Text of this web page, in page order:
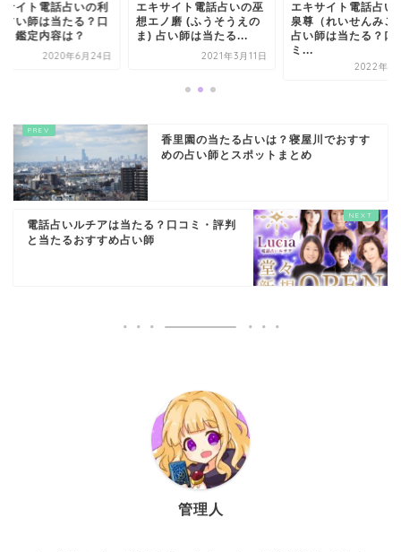
サイト電話占いの利
占い師は当たる？口
と鑑定内容は？
2020年6月24日
エキサイト電話占いの巫
想エノ磨 (ふうそうえの
ま) 占い師は当たる...
2021年3月11日
エキサイト電話占い
泉尊（れいせんみこ
占い師は当たる？口
ミ...
2022年11
香里園の当たる占いは？寝屋川でおすす
めの占い師とスポットまとめ
電話占いルチアは当たる？口コミ・評判
と当たるおすすめ占い師
管理人